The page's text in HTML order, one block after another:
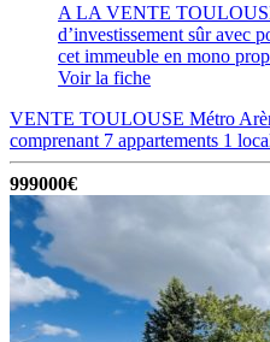
A LA VENTE
d’investissement sûr avec
cet immeuble en mono
Voir la fiche
VENTE TOULOUSE Métro
comprenant 7 appartements 1
999000€